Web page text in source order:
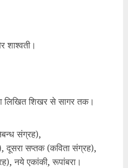
शाश्वती।
लिखित शिखर से सागर तक।
संग्रह),
दूसरा सप्तक (कविता संग्रह),
नये एकांकी, रूपांबरा।